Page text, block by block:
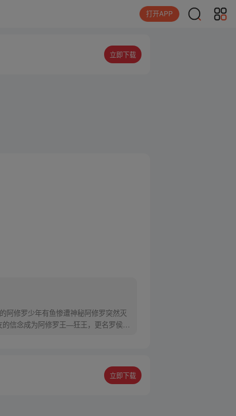
打开APP
立即下载
阿修罗少年有鱼惨遭神秘阿修罗突然灭
信念成为阿修罗王—狂王，更名罗侯。
立即下载